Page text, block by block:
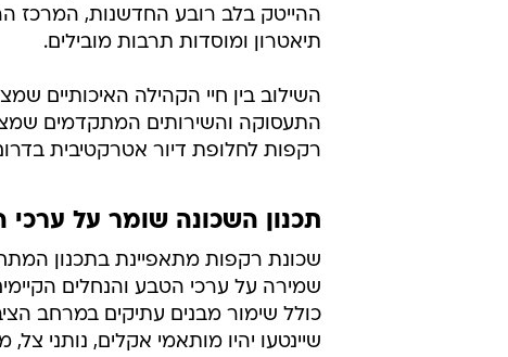
ההייטק בלב רובע החדשנות, המרכז
תיאטרון ומוסדות תרבות מובילים.
השילוב בין חיי הקהילה האיכותיים
התעסוקה והשירותים המתקדמים
רקפות לחלופת דיור אטרקטיבית
תכנון השכונה שומר על ערכי
שכונת רקפות מתאפיינת בתכנון
שמירה על ערכי הטבע והנחלים
כולל שימור מבנים עתיקים במרחב
שיינטעו יהיו מותאמי אקלים, נותני